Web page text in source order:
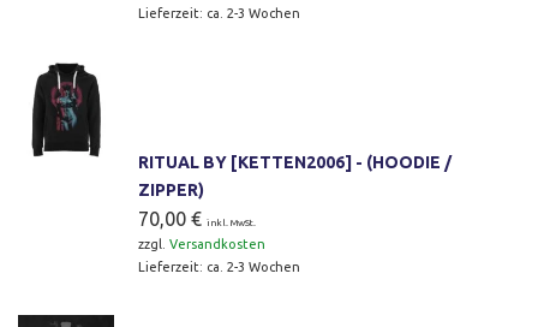
Lieferzeit: ca. 2-3 Wochen
RITUAL BY [KETTEN2006] - (HOODIE /
ZIPPER)
70,00 € inkl. MwSt.
zzgl. Versandkosten
Lieferzeit: ca. 2-3 Wochen